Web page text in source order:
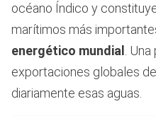
océano Índico y
marítimos más
energético mundial .
exportaciones globales
diariamente esas aguas.